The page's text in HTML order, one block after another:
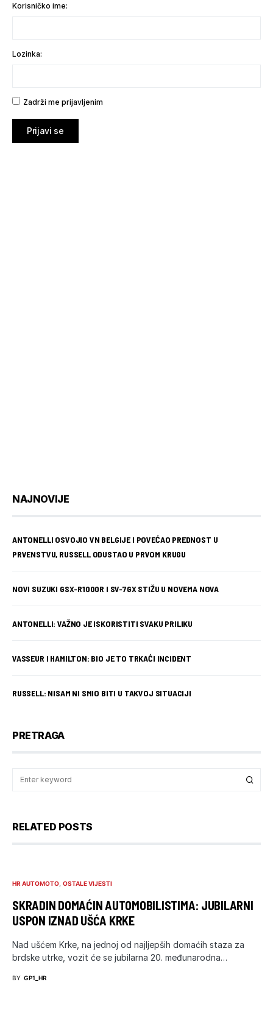
Korisničko ime:
Lozinka:
Zadrži me prijavljenim
Prijavi se
NAJNOVIJE
ANTONELLI OSVOJIO VN BELGIJE I POVEĆAO PREDNOST U
PRVENSTVU, RUSSELL ODUSTAO U PRVOM KRUGU
NOVI SUZUKI GSX-R1000R I SV-7GX STIŽU U NOVEMA NOVA
ANTONELLI: VAŽNO JE ISKORISTITI SVAKU PRILIKU
VASSEUR I HAMILTON: BIO JE TO TRKAĆI INCIDENT
RUSSELL: NISAM NI SMIO BITI U TAKVOJ SITUACIJI
PRETRAGA
RELATED POSTS
HR AUTOMOTO OSTALE VIJESTI
SKRADIN DOMAĆIN AUTOMOBILISTIMA: JUBILARNI
USPON IZNAD UŠĆA KRKE
Nad ušćem Krke, na jednoj od najljepših domaćih staza za
brdske utrke, vozit će se jubilarna 20. međunarodna…
BY GP1_HR